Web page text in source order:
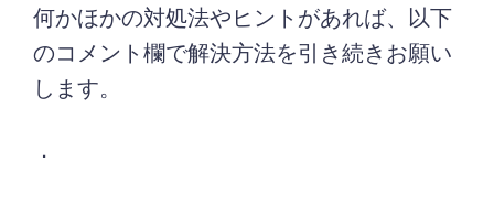
何かほかの対処法やヒントがあれば、以下
のコメント欄で解決方法を引き続きお願い
します。
．